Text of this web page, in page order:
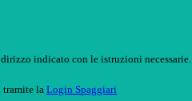
indicato con le istruzioni necessarie.
tramite la Login Spaggiari